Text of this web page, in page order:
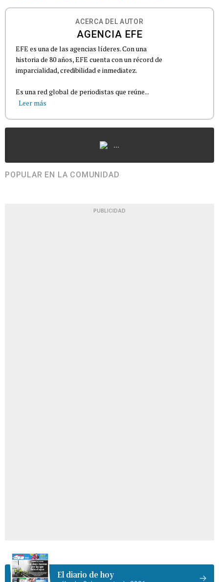
ACERCA DEL AUTOR
AGENCIA EFE
EFE es una de las agencias líderes. Con una
historia de 80 años, EFE cuenta con un récord de
imparcialidad, credibilidad e inmediatez.
Es una red global de periodistas que reúne...
Leer más
...
POPULAR EN LA COMUNIDAD
PUBLICIDAD
El diario de hoy